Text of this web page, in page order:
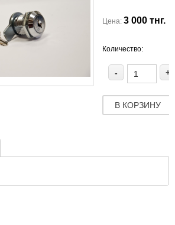
Цена: 3 000 тнг.
Количество:
+
-
В КОРЗИНУ